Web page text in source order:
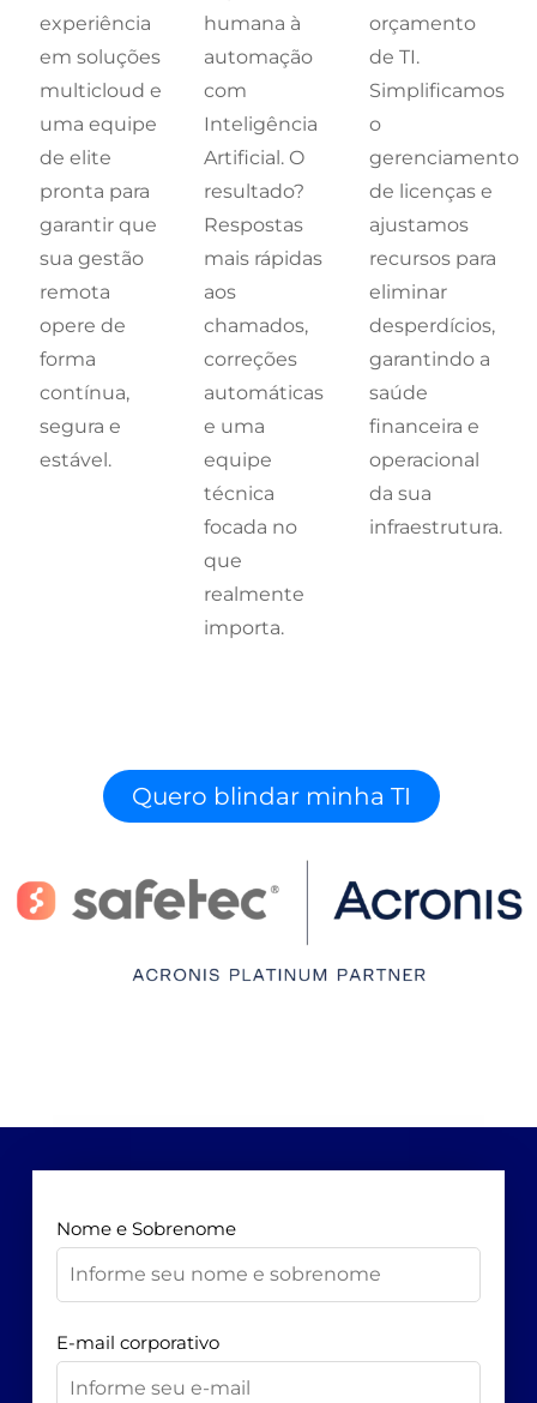
experiência
em soluções
multicloud e
uma equipe
de elite
pronta para
garantir que
sua gestão
remota
opere de
forma
contínua,
segura e
estável.
humana à
automação
com
Inteligência
Artificial. O
resultado?
Respostas
mais rápidas
aos
chamados,
correções
automáticas
e uma
equipe
técnica
focada no
que
realmente
importa.
orçamento
de TI.
Simplificamos
o
gerenciamento
de licenças e
ajustamos
recursos para
eliminar
desperdícios,
garantindo a
saúde
financeira e
operacional
da sua
infraestrutura.
Quero blindar minha TI
Nome e Sobrenome
E-mail corporativo